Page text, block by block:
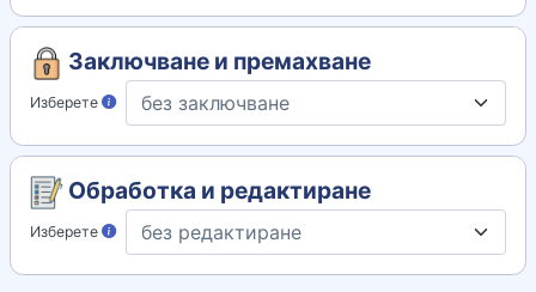
Заключване и премахване
Изберете
Обработка и редактиране
Изберете